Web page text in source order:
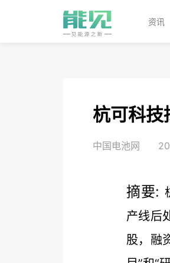
资讯
杭可科
中国电池网
摘要:
产线后
股，融